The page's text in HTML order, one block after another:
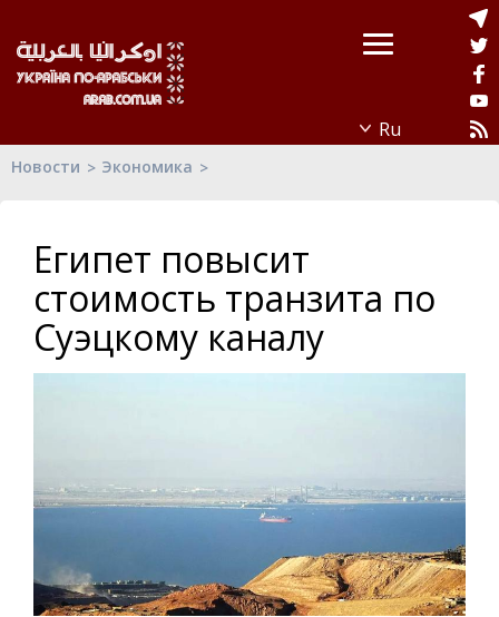
Новости Экономика
Египет повысит
стоимость транзита по
Суэцкому каналу